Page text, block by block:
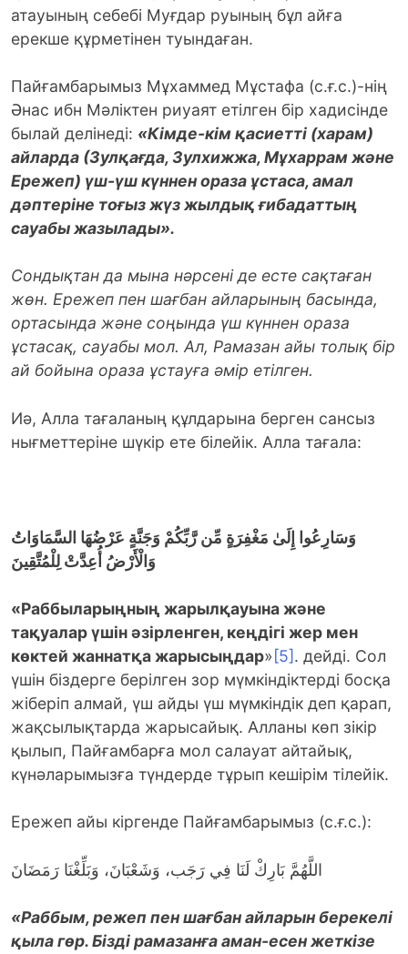
атауының себебі Муғдар руының бұл айға
ерекше құрметінен туындаған.
Пайғамбарымыз Мұхаммед Мұстафа (с.ғ.с.)-нің
Әнас ибн Мәліктен риуаят етілген бір хадисінде
былай делінеді: «Кімде-кім қасиетті (харам)
айларда (Зулқағда, Зулхижжа, Мұхаррам және
Ережеп) үш-үш күннен ораза ұстаса, амал
дәптеріне тоғыз жүз жылдық ғибадаттың
сауабы жазылады».
Сондықтан да мына нәрсені де есте сақтаған
жөн. Ережеп пен шағбан айларының басында,
ортасында және соңында үш күннен ораза
ұстасақ, сауабы мол. Ал, Рамазан айы толық бір
ай бойына ораза ұстауға әмір етілген.
Иә, Алла тағаланың құлдарына берген сансыз
нығметтеріне шүкір ете білейік. Алла тағала:
وَسَارِعُوا إِلَىٰ مَغْفِرَةٍ مِّن رَّبِّكُمْ وَجَنَّةٍ عَرْضُهَا السَّمَاوَاتُ
وَالْأَرْضُ أُعِدَّتْ لِلْمُتَّقِينَ
«Раббыларыңның жарылқауына және
тақуалар үшін әзірленген, кеңдігі жер мен
көктей жаннатқа жарысыңдар» [5]. дейді. Сол
үшін біздерге берілген зор мүмкіндіктерді босқа
жіберіп алмай, үш айды үш мүмкіндік деп қарап,
жақсылықтарда жарысайық. Алланы көп зікір
қылып, Пайғамбарға мол салауат айтайық,
күнәларымызға түндерде тұрып кешірім тілейік.
Ережеп айы кіргенде Пайғамбарымыз (с.ғ.с.):
اللَّهُمَّ بَارِكْ لَنَا فِي رَجَب، وَشَعْبَانَ، وَبَلِّغْنَا رَمَضَانَ
«Раббым, режеп пен шағбан айларын берекелі
қыла гөр. Бізді рамазанға аман-есен жеткізе